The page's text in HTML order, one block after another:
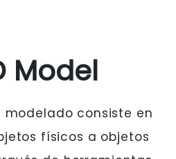
Model
modelado consiste en
físicos a objetos